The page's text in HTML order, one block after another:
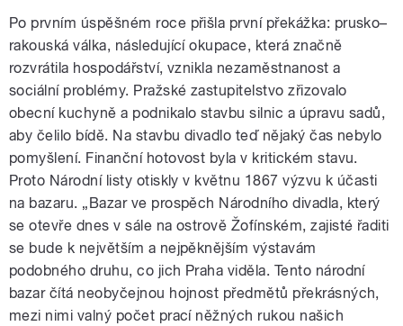
Po prvním úspěšném roce přišla první překážka: prusko–
rakouská válka, následující okupace, která značně
rozvrátila hospodářství, vznikla nezaměstnanost a
sociální problémy. Pražské zastupitelstvo zřizovalo
obecní kuchyně a podnikalo stavbu silnic a úpravu sadů,
aby čelilo bídě. Na stavbu divadlo teď nějaký čas nebylo
pomyšlení. Finanční hotovost byla v kritickém stavu.
Proto Národní listy otiskly v květnu 1867 výzvu k účasti
na bazaru. „Bazar ve prospěch Národního divadla, který
se otevře dnes v sále na ostrově Žofínském, zajisté řaditi
se bude k největším a nejpěknějším výstavám
podobného druhu, co jich Praha viděla. Tento národní
bazar čítá neobyčejnou hojnost předmětů překrásných,
mezi nimi valný počet prací něžných rukou našich